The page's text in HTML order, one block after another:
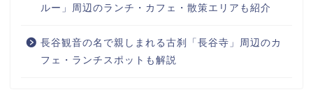
ルー」周辺のランチ・カフェ・散策エリアも紹介
長谷観音の名で親しまれる古刹「長谷寺」周辺のカ
フェ・ランチスポットも解説